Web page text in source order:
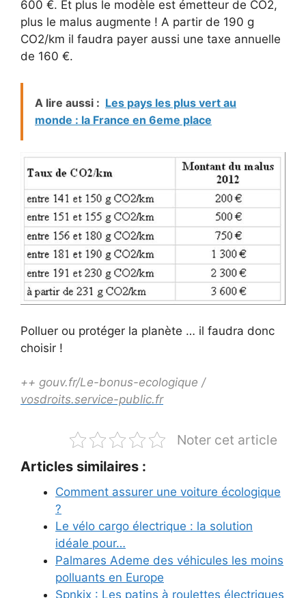
600 €. Et plus le modèle est émetteur de CO2,
plus le malus augmente ! A partir de 190 g
CO2/km il faudra payer aussi une taxe annuelle
de 160 €.
A lire aussi : Les pays les plus vert au
monde : la France en 6eme place
Polluer ou protéger la planète … il faudra donc
choisir !
++ gouv.fr/Le-bonus-ecologique /
vosdroits.service-public.fr
Noter cet article
Articles similaires :
Comment assurer une voiture écologique
?
Le vélo cargo électrique : la solution
idéale pour…
Palmares Ademe des véhicules les moins
polluants en Europe
Spnkix : Les patins à roulettes électriques